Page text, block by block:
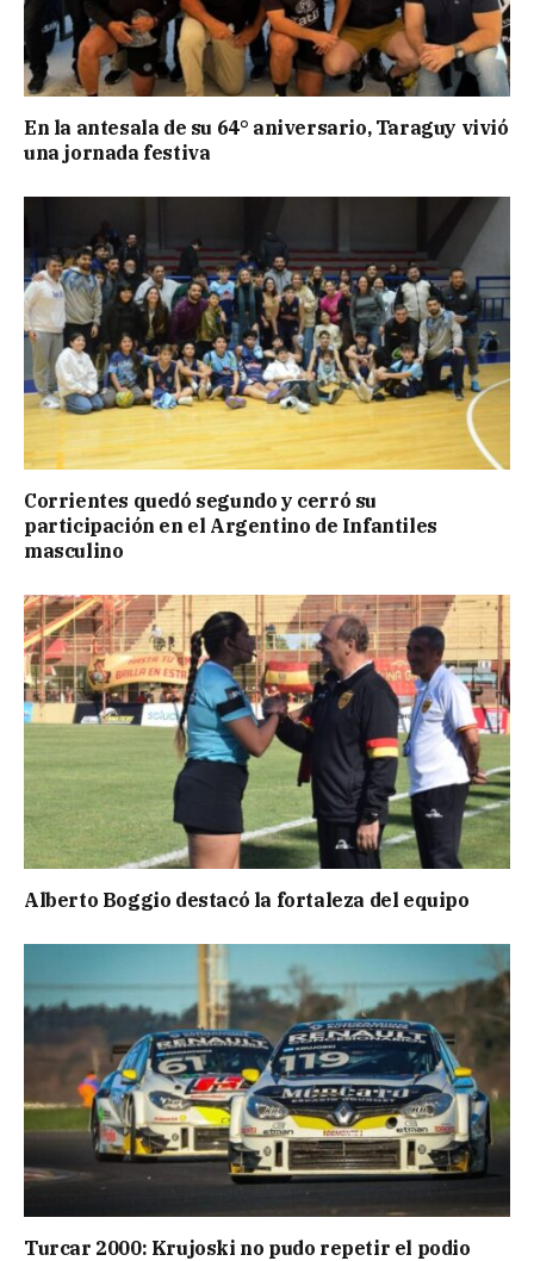
En la antesala de su 64° aniversario, Taraguy vivió
una jornada festiva
Corrientes quedó segundo y cerró su
participación en el Argentino de Infantiles
masculino
Alberto Boggio destacó la fortaleza del equipo
Turcar 2000: Krujoski no pudo repetir el podio